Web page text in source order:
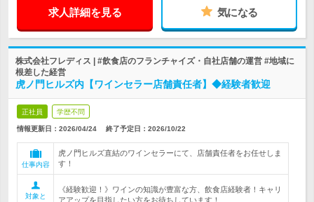
求人詳細を見る 気になる
株式会社フレディス | #飲食店のフランチャイズ・自社店舗の運営 #地域に
根差した経営
虎ノ門ヒルズ内【ワインセラー店舗責任者】◆経験者歓迎
正社員 学歴不問
情報更新日：2026/04/24 終了予定日： 2026/10/22
仕事内容
虎ノ門ヒルズ直結のワインセラーにて、店舗責任者をお任せしま
す！
対象と
《経験歓迎！》ワインの知識が豊富な方、飲食店経験者！キャリ
アアップを目指したい方をお待ちしています！